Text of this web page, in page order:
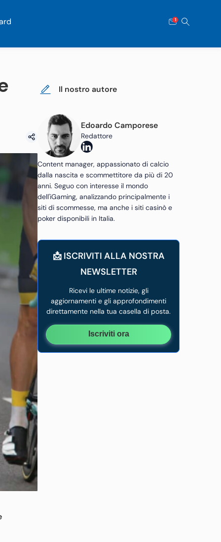
1
Il nostro autore
Edoardo Camporese
Redattore
Content manager, appassionato di calcio
dalla nascita e scommettitore da più di 20
anni. Seguo con interesse il mondo
dell'iGaming, analizzando principalmente i
siti di scommesse, ma anche i siti casinò e
poker disponibili in Italia.
📩 ISCRIVITI ALLA NOSTRA
NEWSLETTER
Ricevi le ultime notizie, gli
aggiornamenti e gli approfondimenti
direttamente nella tua casella di posta.
Iscriviti ora